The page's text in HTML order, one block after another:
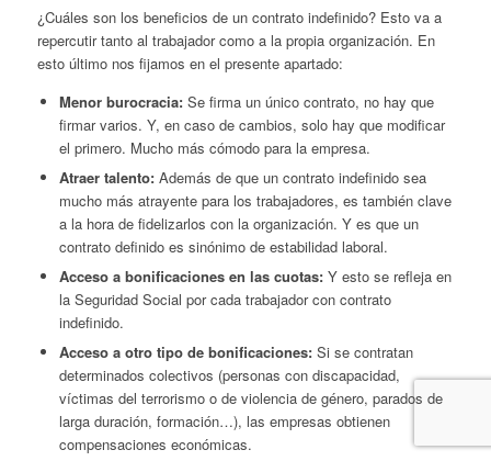
¿Cuáles son los beneficios de un contrato indefinido? Esto va a
repercutir tanto al trabajador como a la propia organización. En
esto último nos fijamos en el presente apartado:
Menor burocracia:Se firma un único contrato, no hay que
firmar varios. Y, en caso de cambios, solo hay que modificar
el primero. Mucho más cómodo para la empresa.
Atraer talento:Además de que un contrato indefinido sea
mucho más atrayente para los trabajadores, es también clave
a la hora de fidelizarlos con la organización. Y es que un
contrato definido es sinónimo de estabilidad laboral.
Acceso a bonificaciones en las cuotas: Y esto se refleja en
la Seguridad Social por cada trabajador con contrato
indefinido.
Acceso a otro tipo de bonificaciones:Si se contratan
determinados colectivos (personas con discapacidad,
víctimas del terrorismo o de violencia de género, parados de
larga duración, formación…), las empresas obtienen
compensaciones económicas.